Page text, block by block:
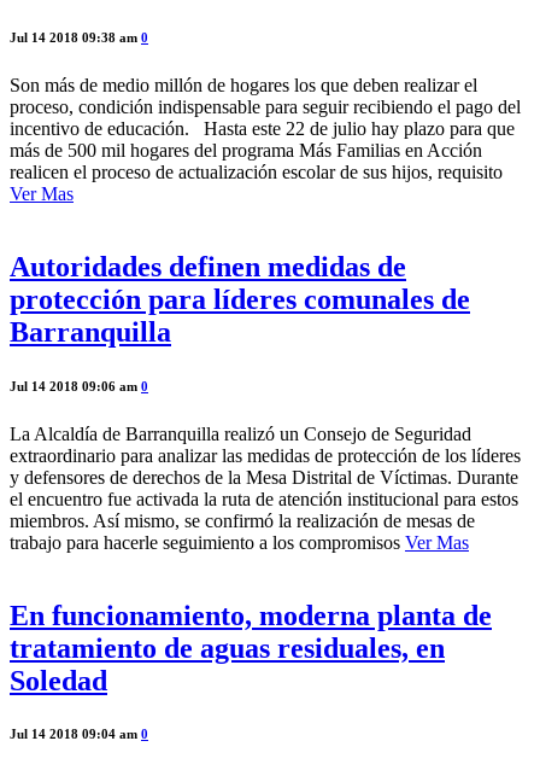
Jul 14 2018 09:38 am 0
Son más de medio millón de hogares los que deben realizar el
proceso, condición indispensable para seguir recibiendo el pago del
incentivo de educación. Hasta este 22 de julio hay plazo para que
más de 500 mil hogares del programa Más Familias en Acción
realicen el proceso de actualización escolar de sus hijos, requisito
Ver Mas
Autoridades definen medidas de
protección para líderes comunales de
Barranquilla
Jul 14 2018 09:06 am 0
La Alcaldía de Barranquilla realizó un Consejo de Seguridad
extraordinario para analizar las medidas de protección de los líderes
y defensores de derechos de la Mesa Distrital de Víctimas. Durante
el encuentro fue activada la ruta de atención institucional para estos
miembros. Así mismo, se confirmó la realización de mesas de
trabajo para hacerle seguimiento a los compromisos Ver Mas
En funcionamiento, moderna planta de
tratamiento de aguas residuales, en
Soledad
Jul 14 2018 09:04 am 0